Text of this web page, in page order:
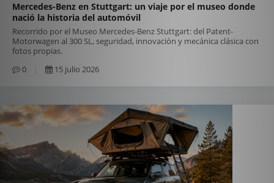
Mercedes-Benz en Stuttgart: un viaje por el museo donde
nació la historia del automóvil
Recorrido por el Museo Mercedes-Benz Stuttgart: del Patent-
Motorwagen al 300 SL, seguridad, innovación y mecánica clásica con
fotos propias.
0
15 julio 2026